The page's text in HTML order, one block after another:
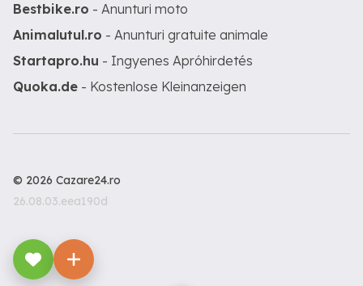
Bestbike.ro - Anunturi moto
Animalutul.ro - Anunturi gratuite animale
Startapro.hu - Ingyenes Apróhirdetés
Quoka.de - Kostenlose Kleinanzeigen
© 2026 Cazare24.ro
26.08.03.eea190d